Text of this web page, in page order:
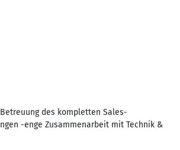
des kompletten Sales-
-enge Zusammenarbeit mit Technik &